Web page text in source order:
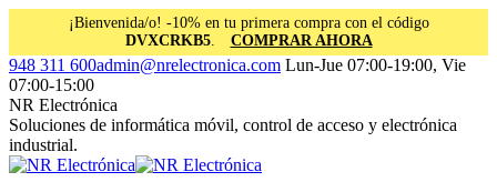
¡Bienvenida/o! -10% en tu primera compra con el código
DVXCRKB5. COMPRAR AHORA
Saltar
al
contenido
Facebook
page
opens
in
new
window
Instagram
page
opens
in
new
window
Linkedin
page
opens
in
new
window
948 311 600admin@nrelectronica.com Lun-Jue 07:00-19:00, Vie
07:00-15:00
NR Electrónica
Soluciones de informática móvil, control de acceso y electrónica
industrial.